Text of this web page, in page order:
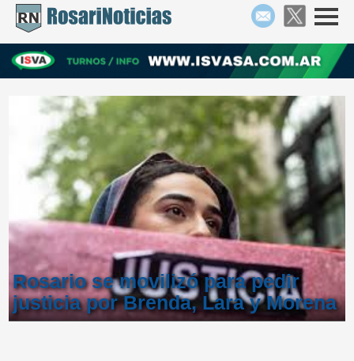
Rosario se movilizó para pedir
justicia por Brenda, Lara y Morena